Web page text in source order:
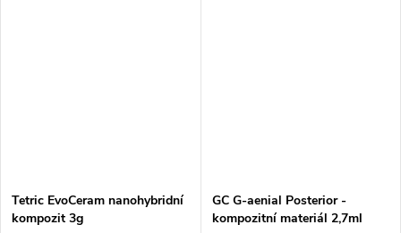
Tetric EvoCeram nanohybridní
kompozit 3g
GC G-aenial Posterior -
kompozitní materiál 2,7ml